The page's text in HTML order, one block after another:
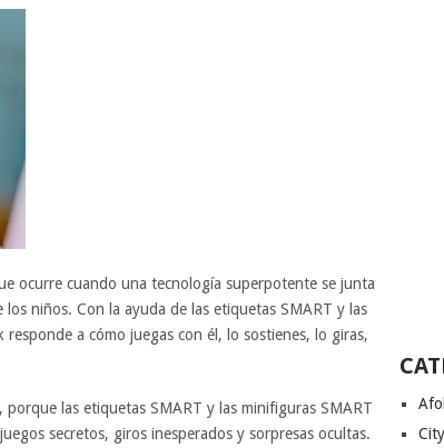
ocurre cuando una tecnología superpotente se junta
niños. Con la ayuda de las etiquetas SMART y las
a cómo juegas con él, lo sostienes, lo giras,
las etiquetas SMART y las minifiguras SMART
secretos, giros inesperados y sorpresas ocultas.
Afol
City